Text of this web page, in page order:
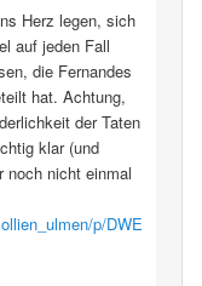
Herz legen, sich
auf jeden Fall
die Fernandes
hat. Achtung,
der Taten
klar (und
noch nicht einmal
p/DWE